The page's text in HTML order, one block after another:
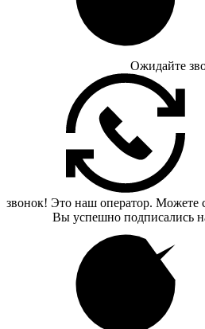
Ожидайте
звонок! Это наш оператор. Можете
Вы успешно подписались